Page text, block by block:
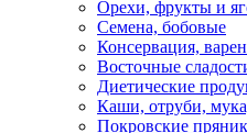
Орехи, фрукты и
Семена, бобовые
Консервация,
Восточные
Диетические
Каши, отруби,
Покровские